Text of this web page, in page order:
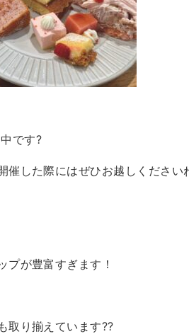
です?️
した際にはぜひお越しください
プが豊富すぎます！
取り揃えています??